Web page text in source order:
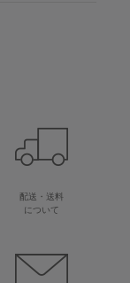
配送・送料
について